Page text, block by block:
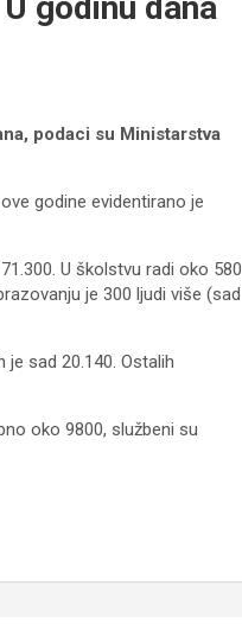
podaci su Ministarstva
godine evidentirano je
U školstvu radi oko 580
je 300 ljudi više (sad
sad 20.140. Ostalih
oko 9800, službeni su